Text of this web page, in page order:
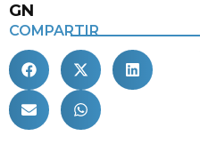
GN
COMPARTIR